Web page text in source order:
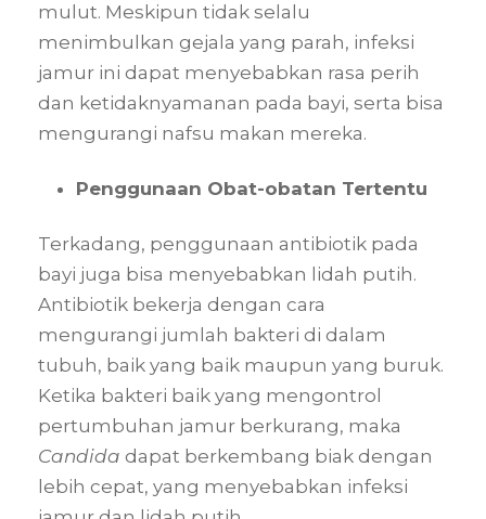
mulut. Meskipun tidak selalu
menimbulkan gejala yang parah, infeksi
jamur ini dapat menyebabkan rasa perih
dan ketidaknyamanan pada bayi, serta bisa
mengurangi nafsu makan mereka.
Penggunaan Obat-obatan Tertentu
Terkadang, penggunaan antibiotik pada
bayi juga bisa menyebabkan lidah putih.
Antibiotik bekerja dengan cara
mengurangi jumlah bakteri di dalam
tubuh, baik yang baik maupun yang buruk.
Ketika bakteri baik yang mengontrol
pertumbuhan jamur berkurang, maka
Candida dapat berkembang biak dengan
lebih cepat, yang menyebabkan infeksi